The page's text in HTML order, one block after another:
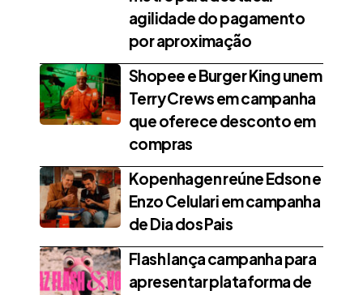
agilidade do pagamento
por aproximação
Shopee e Burger King unem
Terry Crews em campanha
que oferece desconto em
compras
Kopenhagen reúne Edson e
Enzo Celulari em campanha
de Dia dos Pais
Flash lança campanha para
apresentar plataforma de